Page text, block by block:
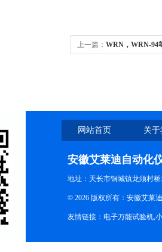
上一篇： WRN，WRN-94
网站首页 关
安徽艾莱迪自动化
地址：天长市铜城镇龙须村
© 2026 版权所有：安徽艾莱
友情链接： 电子万能试验机,